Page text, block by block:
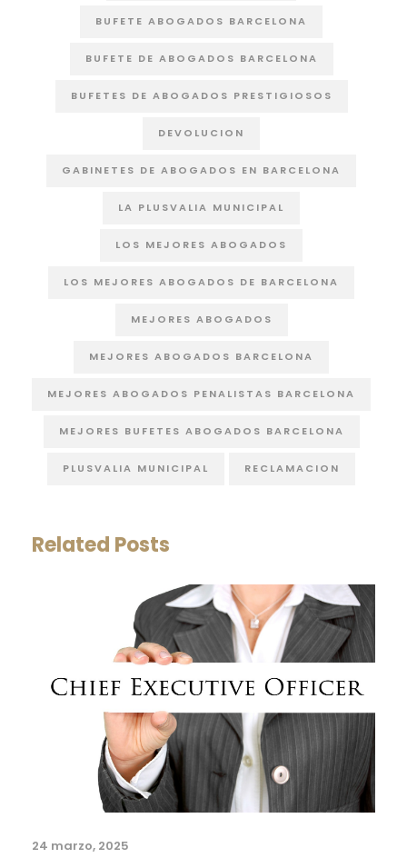
BUFETE ABOGADOS BARCELONA
BUFETE DE ABOGADOS BARCELONA
BUFETES DE ABOGADOS PRESTIGIOSOS
DEVOLUCION
GABINETES DE ABOGADOS EN BARCELONA
LA PLUSVALIA MUNICIPAL
LOS MEJORES ABOGADOS
LOS MEJORES ABOGADOS DE BARCELONA
MEJORES ABOGADOS
MEJORES ABOGADOS BARCELONA
MEJORES ABOGADOS PENALISTAS BARCELONA
MEJORES BUFETES ABOGADOS BARCELONA
PLUSVALIA MUNICIPAL RECLAMACION
Related Posts
24 marzo, 2025